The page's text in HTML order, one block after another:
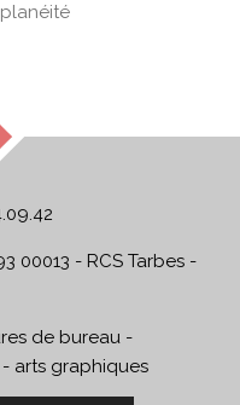
planéité
00013 - RCS Tarbes -
de bureau -
arts graphiques